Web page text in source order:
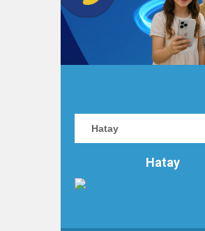
11:57
21:40
3:47
Hatay